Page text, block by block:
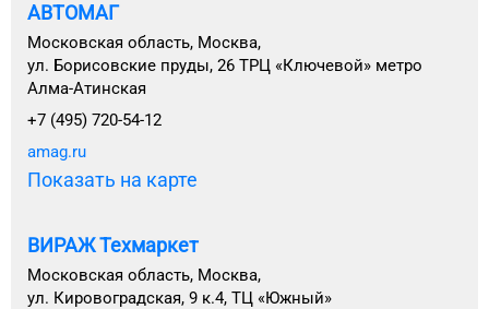
АВТОМАГ
Московская область, Москва,
ул. Борисовские пруды, 26 ТРЦ «Ключевой» метро
Алма-Атинская
+7 (495) 720-54-12
amag.ru
Показать на карте
ВИРАЖ Техмаркет
Московская область, Москва,
ул. Кировоградская, 9 к.4, ТЦ «Южный»